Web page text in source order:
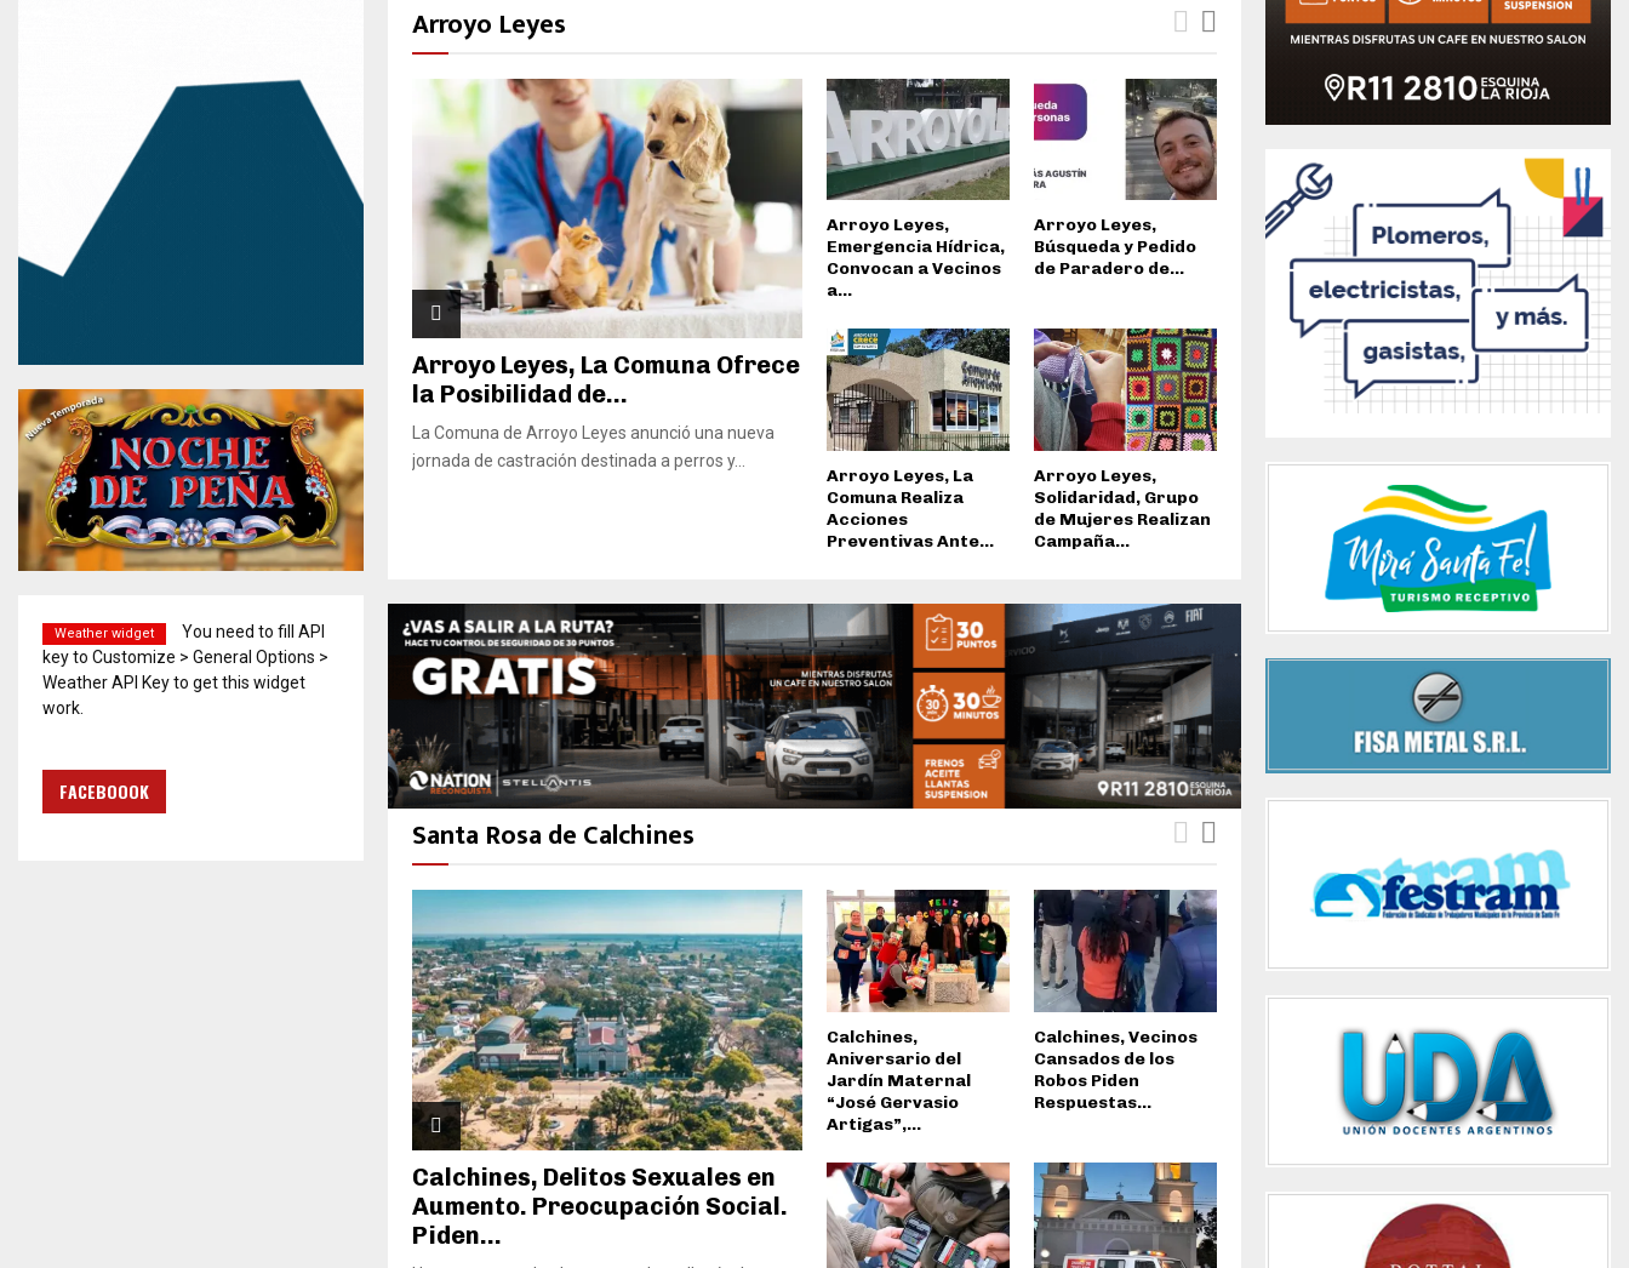
Arroyo Leyes
Arroyo Leyes, La Comuna Ofrece
la Posibilidad de...
La Comuna de Arroyo Leyes anunció una nueva
jornada de castración destinada a perros y...
Arroyo Leyes,
Emergencia Hídrica,
Convocan a Vecinos
a...
Arroyo Leyes,
Búsqueda y Pedido
de Paradero de...
Arroyo Leyes, La
Comuna Realiza
Acciones
Preventivas Ante...
Arroyo Leyes,
Solidaridad, Grupo
de Mujeres Realizan
Campaña...
Santa Rosa de Calchines
Calchines, Delitos Sexuales en
Aumento. Preocupación Social.
Piden...
Calchines,
Aniversario del
Jardín Maternal
“José Gervasio
Artigas”,...
Calchines, Vecinos
Cansados de los
Robos Piden
Respuestas...
Weather widget
You need to fill API
key to Customize > General Options >
Weather API Key to get this widget
work.
FACEBOOOK